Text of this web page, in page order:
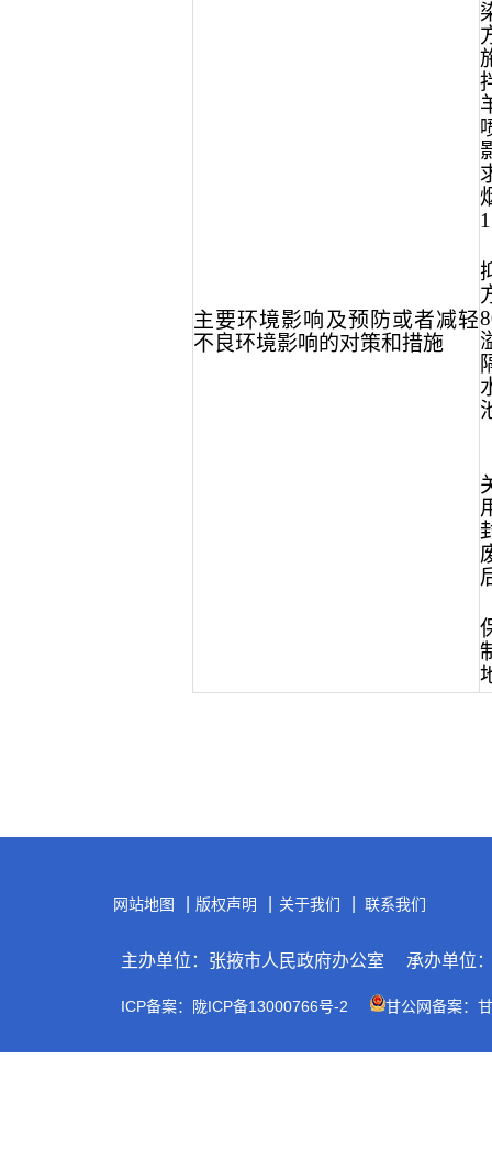
主要环境影响及预防或者减轻
不良环境影响的对策和措施
网站地图 版权声明 关于我们 联系我们
主办单位：张掖市人民政府办公室 承办单位
ICP备案：陇ICP备13000766号-2 甘公网备案：